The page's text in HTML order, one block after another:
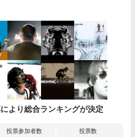
より総合ランキングが決定
投票参加者数 投票数